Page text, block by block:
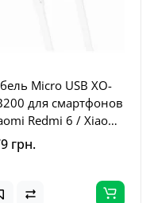
Micro USB XO-
для смартфонов
Redmi 6 / Xiaomi
6A 1 метр Белый
грн.